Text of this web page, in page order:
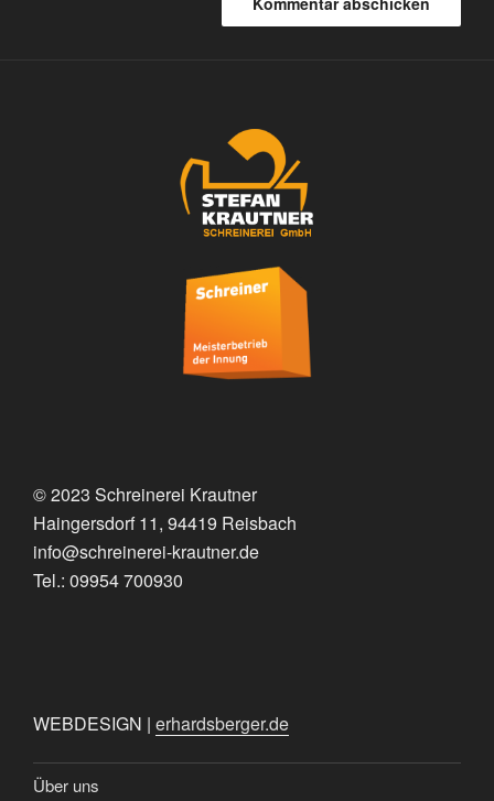
© 2023 Schreinerei Krautner
Haingersdorf 11, 94419 Reisbach
info@schreinerei-krautner.de
Tel.: 09954 700930
WEBDESIGN | erhardsberger.de
Über uns